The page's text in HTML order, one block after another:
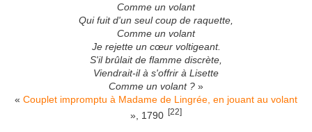
Comme un volant
Qui fuit d'un seul coup de raquette,
Comme un volant
Je rejette un cœur voltigeant.
S'il brûlait de flamme discrète,
Viendrait-il à s'offrir à Lisette
Comme un volant ? »
« Couplet impromptu à Madame de Lingrée, en jouant au volant
», 1790 [22]